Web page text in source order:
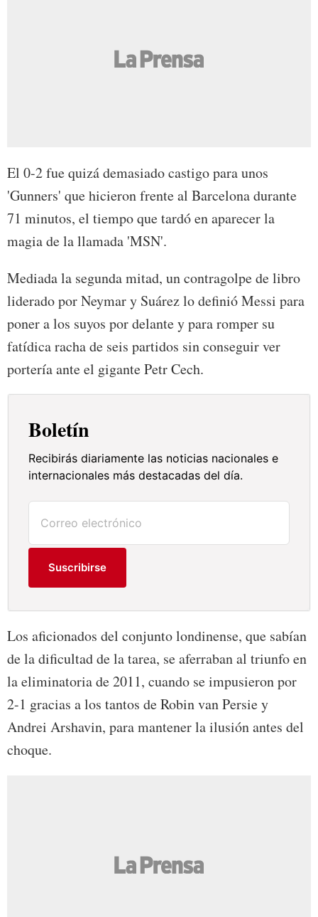
El 0-2 fue quizá demasiado castigo para unos
'Gunners' que hicieron frente al Barcelona durante
71 minutos, el tiempo que tardó en aparecer la
magia de la llamada 'MSN'.
Mediada la segunda mitad, un contragolpe de libro
liderado por Neymar y Suárez lo definió Messi para
poner a los suyos por delante y para romper su
fatídica racha de seis partidos sin conseguir ver
portería ante el gigante Petr Cech.
Boletín
Recibirás diariamente las noticias nacionales e
internacionales más destacadas del día.
Suscribirse
Los aficionados del conjunto londinense, que sabían
de la dificultad de la tarea, se aferraban al triunfo en
la eliminatoria de 2011, cuando se impusieron por
2-1 gracias a los tantos de Robin van Persie y
Andrei Arshavin, para mantener la ilusión antes del
choque.